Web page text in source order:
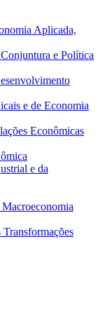
Aplicada,
e Política
e de Economia
Econômicas
e da